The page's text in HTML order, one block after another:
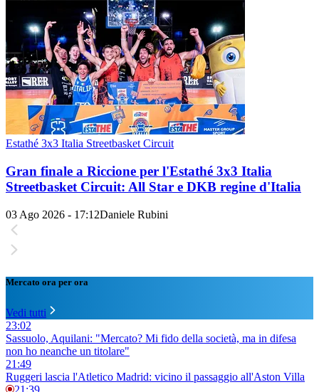
Estathé 3x3 Italia Streetbasket Circuit
Gran finale a Riccione per l'Estathé 3x3 Italia
Streetbasket Circuit: All Star e DKB regine d'Italia
03 Ago 2026 - 17:12Daniele Rubini
Mercato ora per ora
Vedi tutti
23:02
Sassuolo, Aquilani: "Mercato? Mi fido della società, ma in difesa
non ho neanche un titolare"
21:49
Ruggeri lascia l'Atletico Madrid: vicino il passaggio all'Aston Villa
21:39